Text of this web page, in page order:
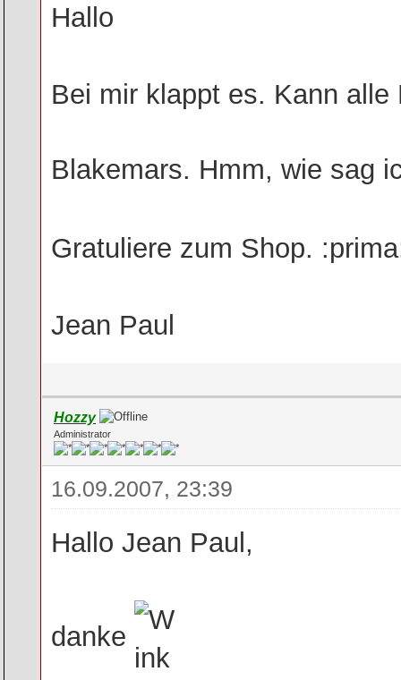
Hallo
Bei mir klappt es. Kann
Blakemars. Hmm, wie sag
Gratuliere zum Shop.
Jean Paul
Hozzy
Administrator
16.09.2007, 23:39
Hallo Jean Paul,
danke